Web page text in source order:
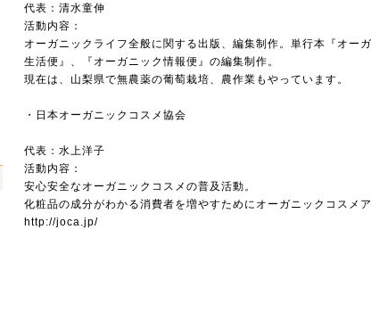
代表：清水童伸
活動内容：
オーガニックライフ全般に関する出版、編集制作。単行本『オー
生活便』、『オーガニック情報便』の編集制作。
現在は、山梨県で無農薬の葡萄栽培、農作業もやっています。
・日本オーガニックコスメ協会
代表：水上洋子
活動内容：
安心安全なオーガニックコスメの普及活動。
化粧品の成分がわかる消費者を増やすためにオーガニックコスメ
http://joca.jp/